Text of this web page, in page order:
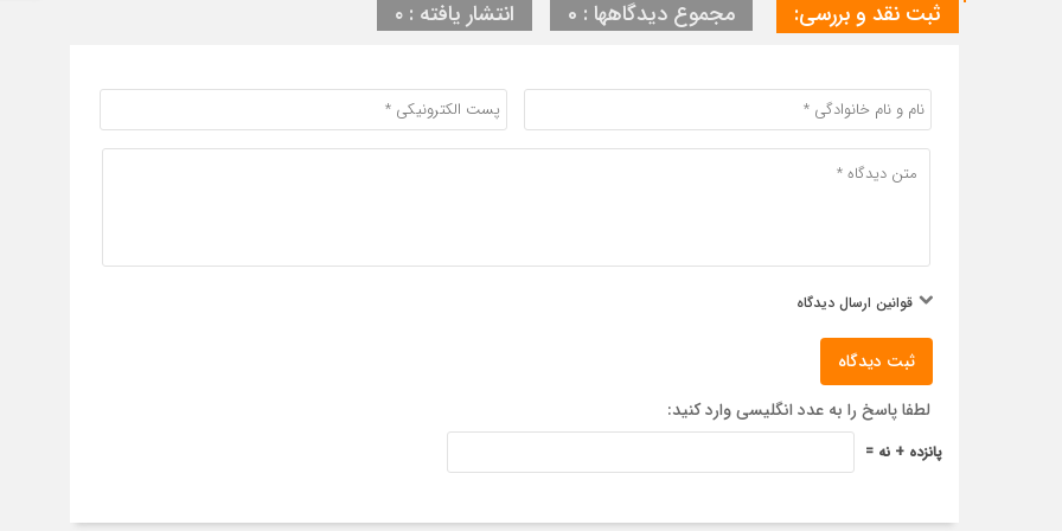
ثبت نقد و بررسی: مجموع دیدگاهها : 0 انتشار یافته : ۰
قوانین ارسال دیدگاه
ثبت دیدگاه
لطفا پاسخ را به عدد انگلیسی وارد کنید:
پانزده + نه =